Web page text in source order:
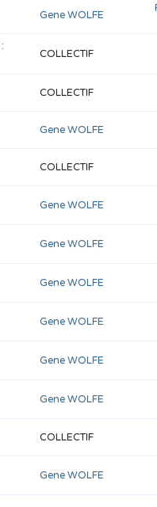
Gene WOLFE
COLLECTIF
COLLECTIF
Gene WOLFE
COLLECTIF
Gene WOLFE
Gene WOLFE
Gene WOLFE
Gene WOLFE
Gene WOLFE
Gene WOLFE
COLLECTIF
Gene WOLFE